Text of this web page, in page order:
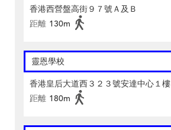
香港西營盤高街９７號Ａ及Ｂ
距離 130m
靈恩學校
香港皇后大道西３２３號安達中心１樓
距離 180m